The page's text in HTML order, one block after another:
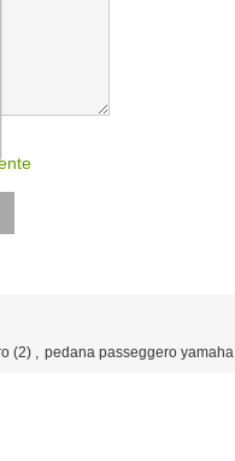
(2) , pedana passeggero yamaha